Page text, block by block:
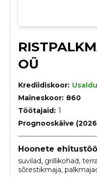
OÜ
Krediidiskoor:
Maineskoor: 860
Töötajaid: 1
Prognooskäive
Hoonete
suvilad, grillikohad,
sõrestikmaja,